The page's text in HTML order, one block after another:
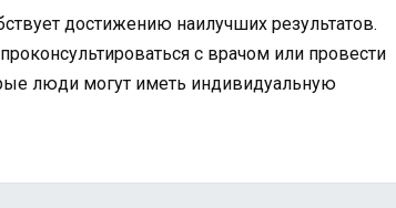
достижению наилучших результатов.
с врачом или провести
люди могут иметь индивидуальную